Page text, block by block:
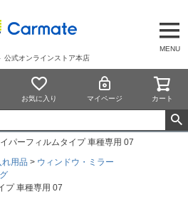
MENU
公式オンラインストア本店
お気に入り マイページ カート
パーフィルムタイプ 車種専用 07
用品
ウィンドウ・ミラー
プ 車種専用 07